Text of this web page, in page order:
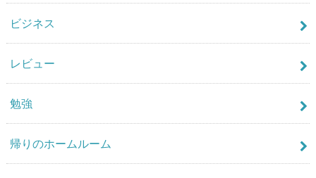
ビジネス
レビュー
勉強
帰りのホームルーム